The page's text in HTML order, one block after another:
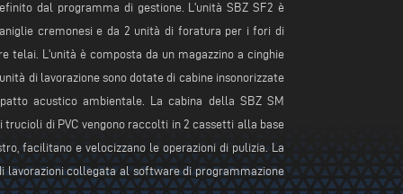
dal programma di gestione. L'unità SBZ SF2 è
cremonesi e da 2 unità di foratura per i fori di
L'unità è composta da un magazzino a cinghie
di lavorazione sono dotate di cabine insonorizzate
acustico ambientale. La cabina della SBZ SM
di PVC vengono raccolti in 2 cassetti alla base
facilitano e velocizzano le operazioni di pulizia. La
collegata al software di programmazione